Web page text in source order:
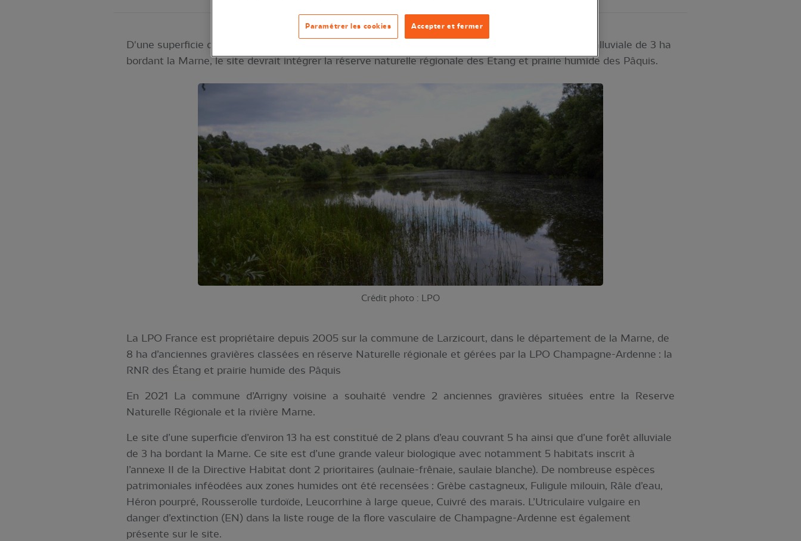
D'une superficie d’environ 13 ha et constitué de 2 plans d’eau couvrant 5 ha ainsi que d’une forêt alluviale de 3 ha
bordant la Marne, le site devrait intégrer la réserve naturelle régionale des Étang et prairie humide des Pâquis.
Crédit photo : LPO
La LPO France est propriétaire depuis 2005 sur la commune de Larzicourt, dans le département de la Marne, de
8 ha d’anciennes gravières classées en réserve Naturelle régionale et gérées par la LPO Champagne-Ardenne : la
RNR des Étang et prairie humide des Pâquis
En 2021 La commune d’Arrigny voisine a souhaité vendre 2 anciennes gravières situées entre la Reserve
Naturelle Régionale et la rivière Marne.
Le site d’une superficie d’environ 13 ha est constitué de 2 plans d’eau couvrant 5 ha ainsi que d’une forêt alluviale
de 3 ha bordant la Marne. Ce site est d’une grande valeur biologique avec notamment 5 habitats inscrit à
l’annexe II de la Directive Habitat dont 2 prioritaires (aulnaie-frênaie, saulaie blanche). De nombreuse espèces
patrimoniales inféodées aux zones humides ont été recensées : Grèbe castagneux, Fuligule milouin, Râle d’eau,
Héron pourpré, Rousserolle turdoïde, Leucorrhine à large queue, Cuivré des marais. L’Utriculaire vulgaire en
danger d’extinction (EN) dans la liste rouge de la flore vasculaire de Champagne-Ardenne est également
présente sur le site.
Accepter et fermer
Paramétrer les cookies